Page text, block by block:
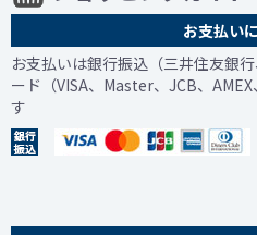
お支払い
お支払いは銀行振込（三井住友銀
ード（VISA、Master、JCB、
す